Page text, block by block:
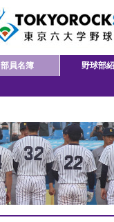
部員名簿 野球部